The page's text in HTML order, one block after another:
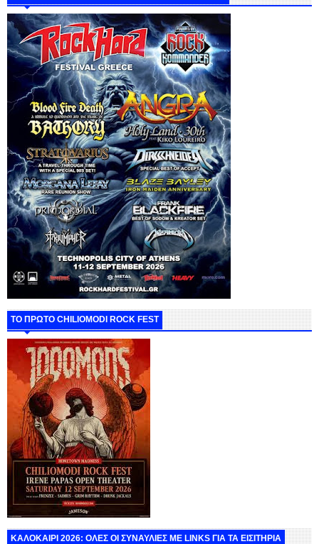
ΤΟ ΠΡΩΤΟ CHILIOMODI ROCK FEST
ΚΑΛΟΚΑΙΡΙ 2026: ΟΛΕΣ ΟΙ ΣΥΝΑΥΛΙΕΣ ΜΕ LINKS ΓΙΑ ΤΑ ΕΙΣΙΤΗΡΙΑ